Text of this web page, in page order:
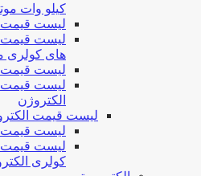
کیلو وات
لیست قیمت
لیست قیمت
های کولری
لیست قیمت
لیست قیمت
الکتروژن
لیست قیمت
لیست قیمت
لیست قیمت
کولری